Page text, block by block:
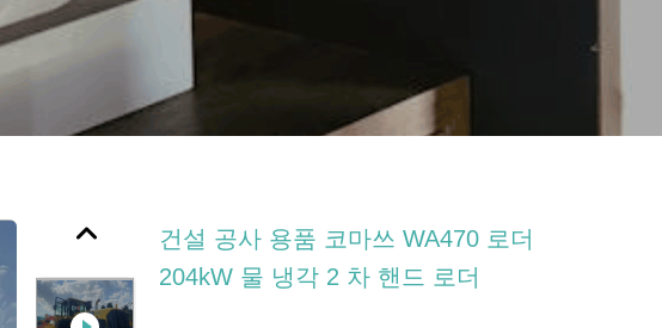
건설 공사 용품 코마쓰 WA470 로더
204kW 물 냉각 2 차 핸드 로더